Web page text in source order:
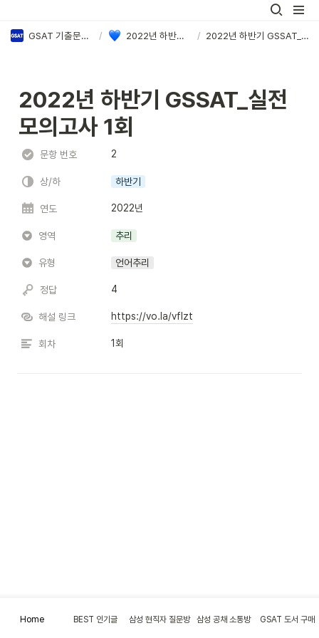
GSAT 기출문제 PDF & 정답·해설 모음 / 2022년 하반기 삼성 GSAT 정답·해설 / 2022년 하반기 GSSAT_실전 모의고사 1회
2022년 하반기 GSSAT_실전
모의고사 1회
문항 번호 2
상/하 하반기
연도 2022년
영역 추리
유형 언어추리
정답 4
해설 링크 https://vo.la/vfIzt
회차 1회
Home BEST 인기글 삼성 현직자 질문방 삼성 공채 소통방 GSAT 도서 구매